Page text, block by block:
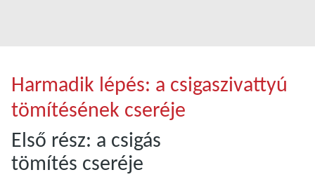
Harmadik lépés: a csigaszivattyú
tömítésének cseréje
Első rész: a csigás
tömítés cseréje